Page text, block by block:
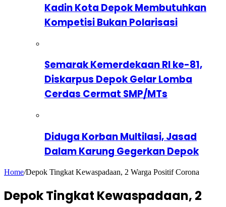
Kadin Kota Depok Membutuhkan
Kompetisi Bukan Polarisasi
Semarak Kemerdekaan RI ke-81,
Diskarpus Depok Gelar Lomba
Cerdas Cermat SMP/MTs
Diduga Korban Multilasi, Jasad
Dalam Karung Gegerkan Depok
Home/Depok Tingkat Kewaspadaan, 2 Warga Positif Corona
Depok Tingkat Kewaspadaan, 2